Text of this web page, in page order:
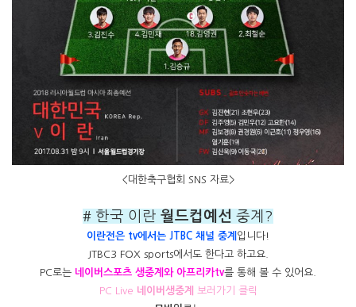
<대한축구협회 SNS 자료>
# 한국 이란 월드컵예선 중계?
이란전은 tv에서는 JTBC 채널 중계 입니다!
JTBC3 FOX sports에서도 한다고 하고요.
PC로는 네이버스포츠 생중계와 아프리카tv를 통해 볼 수 있어요.
PC Live 네이버생중계 보러가기 클릭